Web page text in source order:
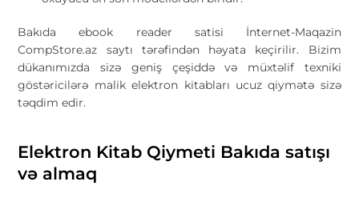
Bakıda ebook reader satisi İnternet-Maqazin
CompStore.az saytı tərəfindən həyata keçirilir. Bizim
dükanımızda sizə geniş çeşiddə və müxtəlif texniki
göstəricilərə malik elektron kitabları ucuz qiymətə sizə
təqdim edir.
Elektron Kitab Qiymeti Bakıda satışı
və almaq